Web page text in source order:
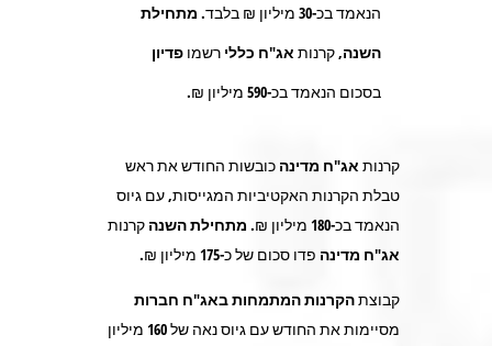
הנאמד בכ-30 מיליון ₪ בלבד. מתחילת
השנה, קרנות אג"ח כללי רשמו פדיון
בסכום הנאמד בכ-590 מיליון ₪.
קרנות אג"ח מדינה כובשות החודש את ראש
טבלת הקרנות האקטיביות המגייסות, עם גיוס
הנאמד בכ-180 מיליון ₪. מתחילת השנה קרנות
אג"ח מדינה פדו סכום של כ-175 מיליון ₪.
קבוצתהקרנות המתמחות באג"ח חברות
מסיימות את החודש עם גיוס נאה של
מיליון